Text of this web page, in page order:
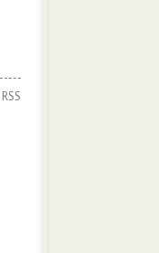
RSS